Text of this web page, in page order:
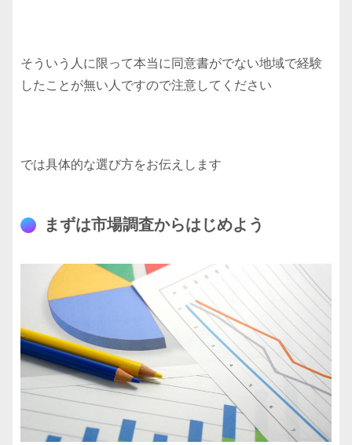
そういう人に限って本当に同意書がでない地域で経験
したことが無い人ですので注意してください
では具体的な選び方をお伝えします
まずは市場調査からはじめよう